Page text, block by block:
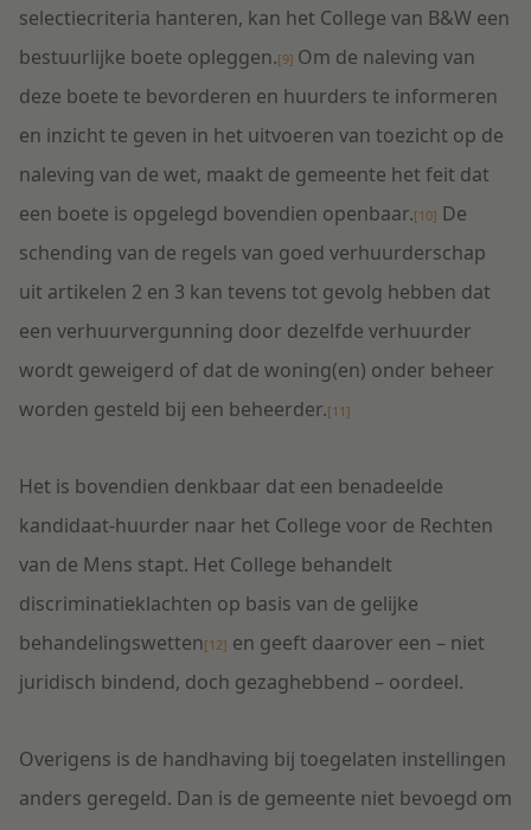
selectiecriteria hanteren, kan het College van B&W een
bestuurlijke boete opleggen.[9] Om de naleving van
deze boete te bevorderen en huurders te informeren
en inzicht te geven in het uitvoeren van toezicht op de
naleving van de wet, maakt de gemeente het feit dat
een boete is opgelegd bovendien openbaar.[10] De
schending van de regels van goed verhuurderschap
uit artikelen 2 en 3 kan tevens tot gevolg hebben dat
een verhuurvergunning door dezelfde verhuurder
wordt geweigerd of dat de woning(en) onder beheer
worden gesteld bij een beheerder.[11]
Het is bovendien denkbaar dat een benadeelde
kandidaat-huurder naar het College voor de Rechten
van de Mens stapt. Het College behandelt
discriminatieklachten op basis van de gelijke
behandelingswetten[12] en geeft daarover een – niet
juridisch bindend, doch gezaghebbend – oordeel.
Overigens is de handhaving bij toegelaten instellingen
anders geregeld. Dan is de gemeente niet bevoegd om